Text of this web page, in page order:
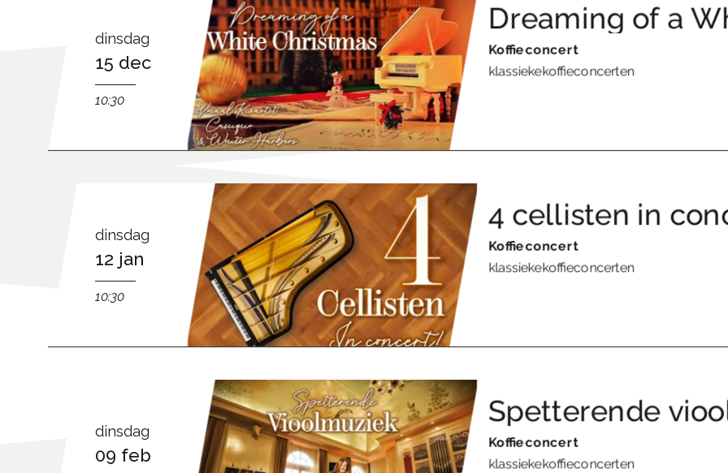
dinsdag
15 dec
10:30
Dreaming of a
Koffieconcert
klassiekekoffieconcerten
dinsdag
12 jan
10:30
4 cellisten in
Koffieconcert
klassiekekoffieconcerten
dinsdag
09 feb
Spetterende
Koffieconcert
klassiekekoffieconcerten